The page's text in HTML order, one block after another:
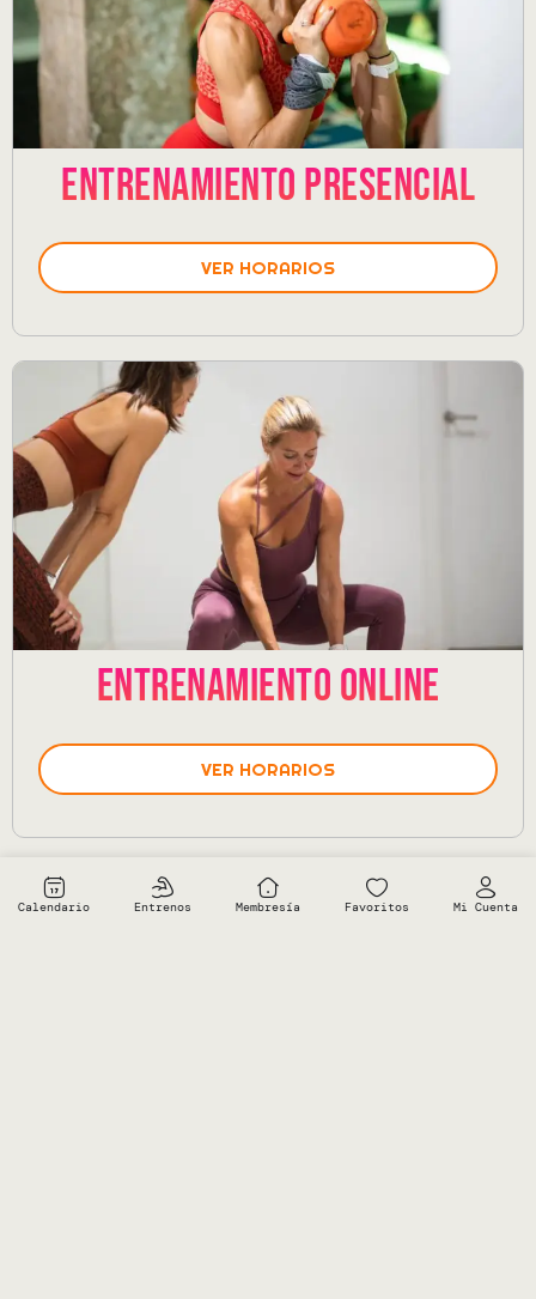
Entrenamiento Presencial
VER HORARIOS
Entrenamiento Online
VER HORARIOS
CLUB MI TRIBU
Calendario Entrenos Membresía Favoritos Mi Cuenta